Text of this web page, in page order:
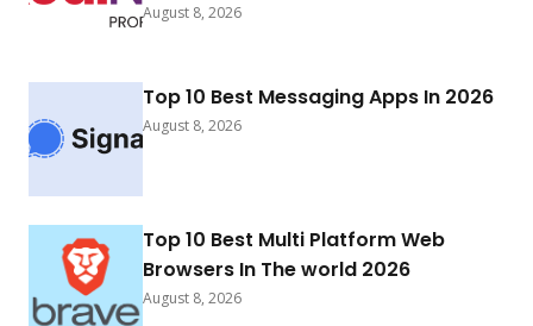
August 8, 2026
Top 10 Best Messaging Apps In 2026
August 8, 2026
Top 10 Best Multi Platform Web
Browsers In The world 2026
August 8, 2026